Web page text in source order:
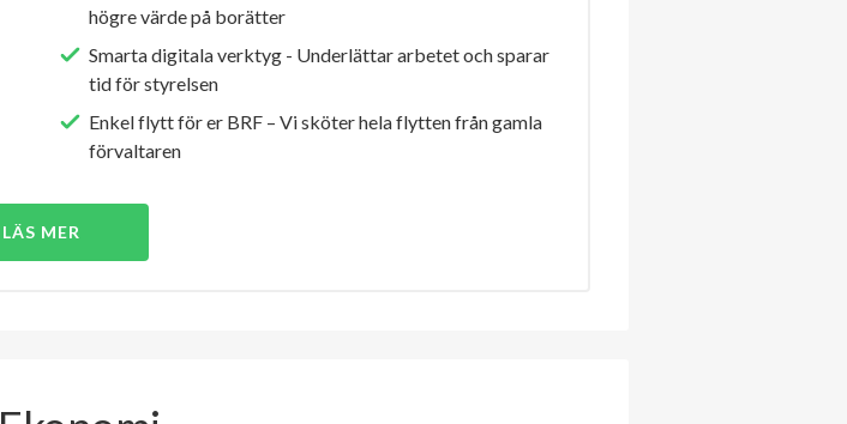
högre värde på borätter
Smarta digitala verktyg - Underlättar arbetet och sparar
tid för styrelsen
Enkel flytt för er BRF – Vi sköter hela flytten från gamla
förvaltaren
LÄS MER